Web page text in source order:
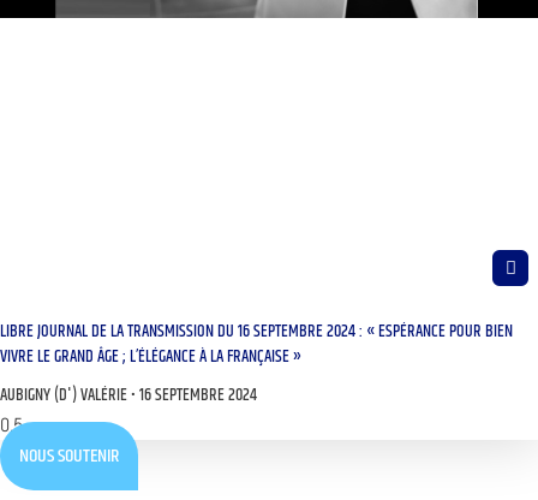
LIBRE JOURNAL DE LA TRANSMISSION DU 16 SEPTEMBRE 2024 : « ESPÉRANCE POUR BIEN
VIVRE LE GRAND ÂGE ; L’ÉLÉGANCE À LA FRANÇAISE »
AUBIGNY (D') VALÉRIE 16 SEPTEMBRE 2024
NOUS SOUTENIR